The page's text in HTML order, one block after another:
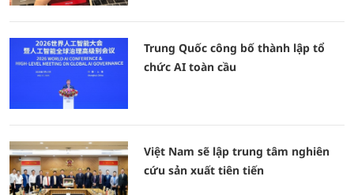
Trung Quốc công bố thành lập tổ
chức AI toàn cầu
Việt Nam sẽ lập trung tâm nghiên
cứu sản xuất tiên tiến